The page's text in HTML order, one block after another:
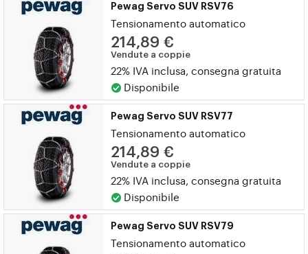
Pewag Servo SUV RSV76
Tensionamento automatico
214,89 €
Vendute a coppie
22% IVA inclusa, consegna gratuita
Disponibile
Pewag Servo SUV RSV77
Tensionamento automatico
214,89 €
Vendute a coppie
22% IVA inclusa, consegna gratuita
Disponibile
Pewag Servo SUV RSV79
Tensionamento automatico